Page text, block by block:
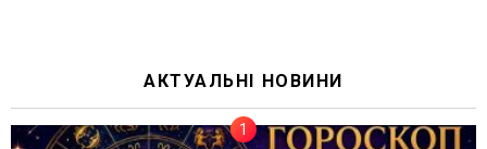
АКТУАЛЬНІ НОВИНИ